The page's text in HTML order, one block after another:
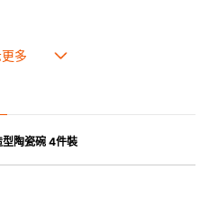
焗爐，耐熱程度高達260℃。
食物容易脫落，清洗方便。
陶瓷碗 4件裝